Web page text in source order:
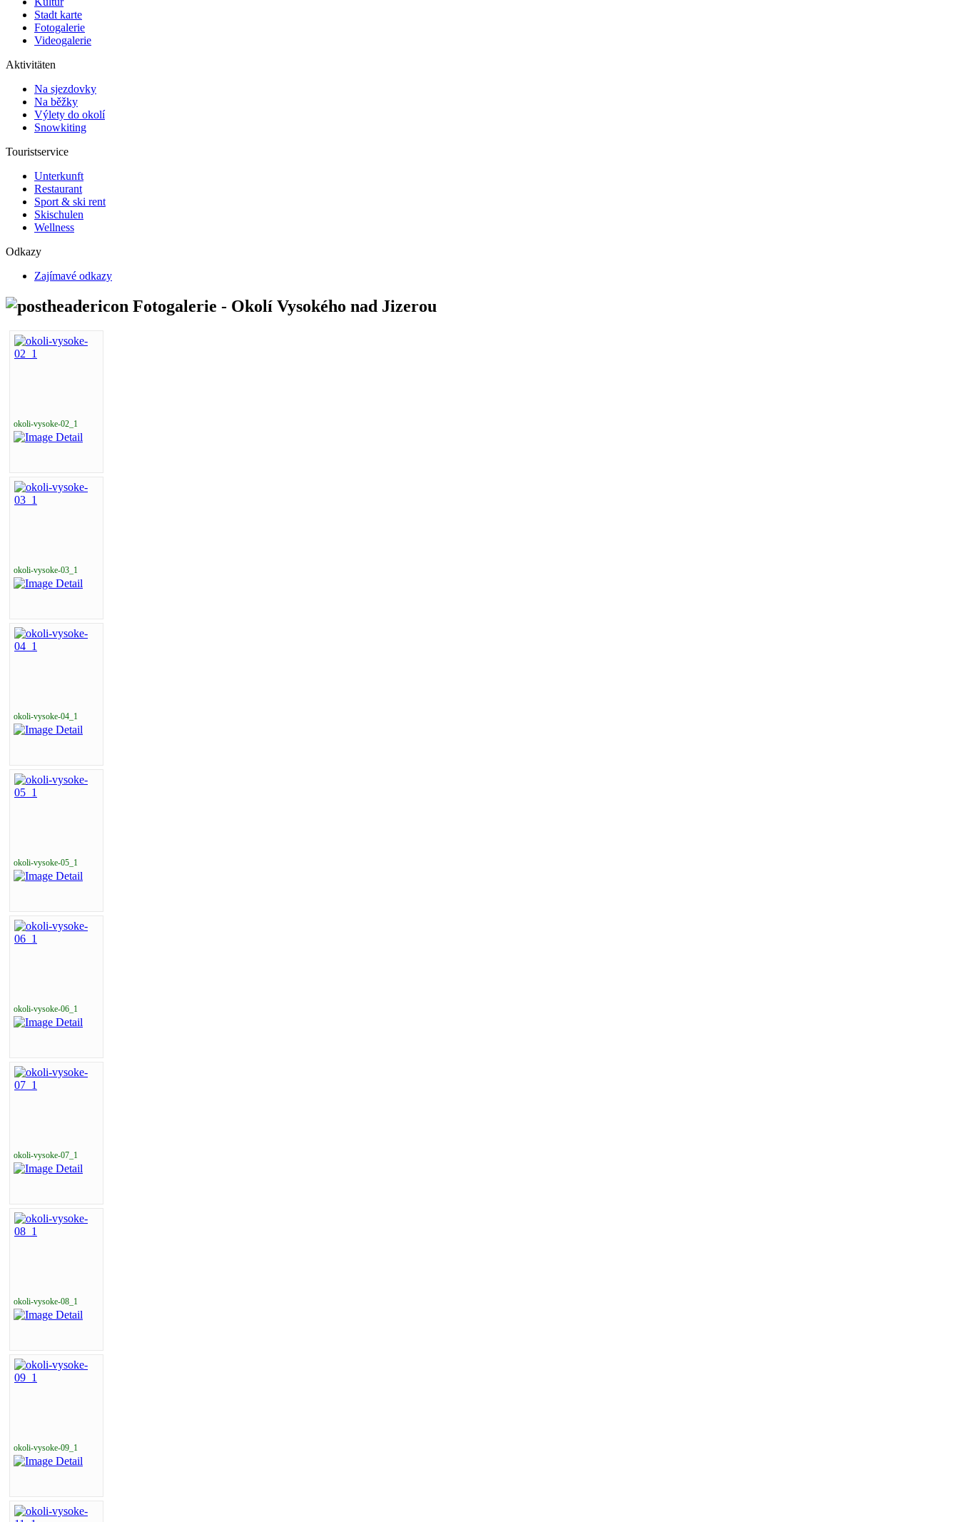
Stadt karte
Fotogalerie
Videogalerie
Aktivitäten
Na sjezdovky
Na běžky
Výlety do okolí
Snowkiting
Touristservice
Unterkunft
Restaurant
Sport & ski rent
Skischulen
Wellness
Odkazy
Zajímavé odkazy
Fotogalerie - Okolí Vysokého nad Jizerou
okoli-vysoke-02_1
okoli-vysoke-03_1
okoli-vysoke-04_1
okoli-vysoke-05_1
okoli-vysoke-06_1
okoli-vysoke-07_1
okoli-vysoke-08_1
okoli-vysoke-09_1